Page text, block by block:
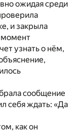
ожидая среди
и закрыла
момент
узнать о нём,
сообщение
себя ждать: «Да
как он